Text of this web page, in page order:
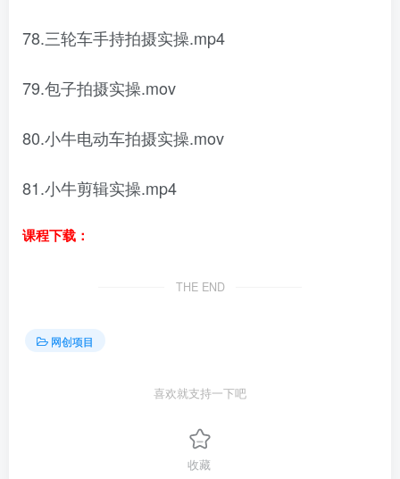
78.三轮车手持拍摄实操.mp4
79.包子拍摄实操.mov
80.小牛电动车拍摄实操.mov
81.小牛剪辑实操.mp4
课程下载：
THE END
网创项目
喜欢就支持一下吧
收藏